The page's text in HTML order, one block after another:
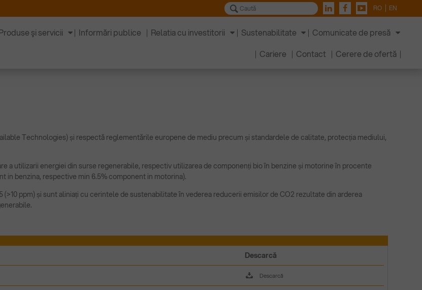
RO EN
şi servicii Informări publice Relatia cu investitorii Sustenabilitate
Comunicate de presă
Cariere
Contact Cerere de ofertă
Technologies) și respectă reglementările europene de mediu precum și standardele de calitate, protecția mediului,
a utilizarii energiei din surse regenerabile, respectiv utilizarea de componenți bio în benzine și motorine în procente
in benzina, respective min 6.5% component in motorina).
ppm) și sunt aliniați cu cerintele de sustenabilitate în vederea reducerii emisilor de CO2 rezultate din arderea
Descarcă
Descarcă